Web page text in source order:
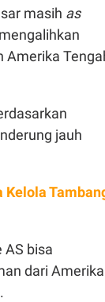
masih as
jauh
Kelola
AS bisa
dari Amerika